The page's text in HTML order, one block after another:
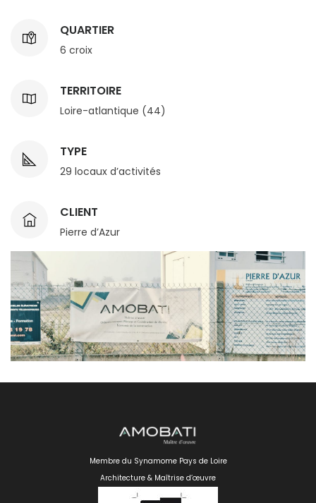
QUARTIER
6 croix
TERRITOIRE
Loire-atlantique (44)
TYPE
29 locaux d’activités
CLIENT
Pierre d’Azur
Membre du Synamome Pays de Loire
Architecture & Maîtrise d’œuvre